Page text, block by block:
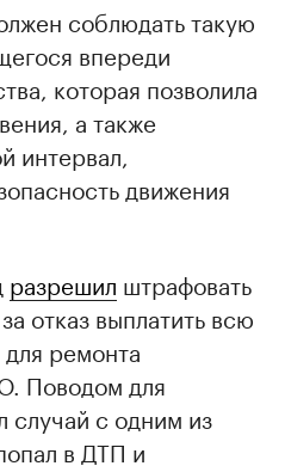
соблюдать такую
впереди
которая позволила
а также
интервал,
движения
разрешил штрафовать
отказ выплатить всю
ремонта
Поводом для
случай с одним из
в ДТП и